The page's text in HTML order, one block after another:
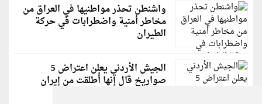
واشنطن تحذر مواطنيها في العراق من
مخاطر أمنية واضطرابات في حركة
الطيران
الجيش الأردني يعلن اعتراض 5
صواريخ قال إنها أُطلقت من إيران